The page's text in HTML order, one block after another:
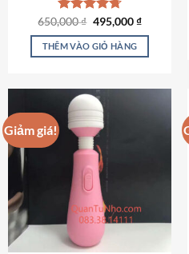
Được xếp
hạng4.72
5 sao
650,000₫ Giá
là:
650,000 ₫.
495,000₫Giá
tại
495,000 ₫.
THÊM VÀO GIỎ HÀNG
Giảm giá!